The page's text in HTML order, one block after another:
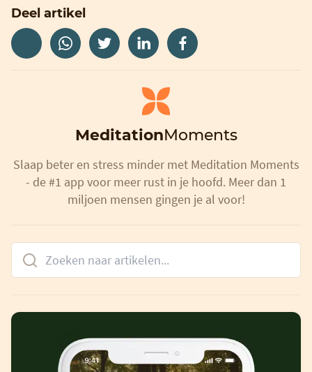
Deel artikel
MeditationMoments
Slaap beter en stress minder met Meditation Moments
- de #1 app voor meer rust in je hoofd. Meer dan 1
miljoen mensen gingen je al voor!